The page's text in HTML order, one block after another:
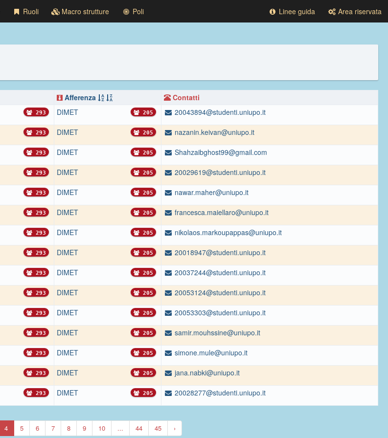
Ruoli Macro strutture Poli Linee guida Area riservata
Afferenza
Contatti
293 DIMET 205 20043894@studenti.uniupo.it
293 DIMET 205 nazanin.keivan@uniupo.it
293 DIMET 205 Shahzaibghost99@gmail.com
293 DIMET 205 20029619@studenti.uniupo.it
293 DIMET 205 nawar.maher@uniupo.it
293 DIMET 205 francesca.maiellaro@uniupo.it
293 DIMET 205 nikolaos.markoupappas@uniupo.it
293 DIMET 205 20018947@studenti.uniupo.it
293 DIMET 205 20037244@studenti.uniupo.it
293 DIMET 205 20053124@studenti.uniupo.it
293 DIMET 205 20053303@studenti.uniupo.it
293 DIMET 205 samir.mouhssine@uniupo.it
293 DIMET 205 simone.mule@uniupo.it
293 DIMET 205 jana.nabki@uniupo.it
293 DIMET 205 20028277@studenti.uniupo.it
4 5 6 7 8 9 10 ... 44 45 ›